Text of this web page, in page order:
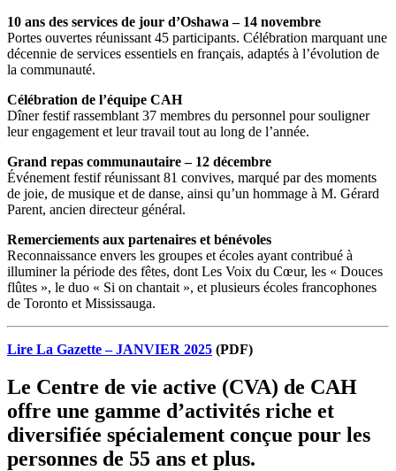
10 ans des services de jour d’Oshawa – 14 novembre
Portes ouvertes réunissant 45 participants. Célébration marquant une
décennie de services essentiels en français, adaptés à l’évolution de
la communauté.
Célébration de l’équipe CAH
Dîner festif rassemblant 37 membres du personnel pour souligner
leur engagement et leur travail tout au long de l’année.
Grand repas communautaire – 12 décembre
Événement festif réunissant 81 convives, marqué par des moments
de joie, de musique et de danse, ainsi qu’un hommage à M. Gérard
Parent, ancien directeur général.
Remerciements aux partenaires et bénévoles
Reconnaissance envers les groupes et écoles ayant contribué à
illuminer la période des fêtes, dont Les Voix du Cœur, les « Douces
flûtes », le duo « Si on chantait », et plusieurs écoles francophones
de Toronto et Mississauga.
Lire La Gazette –JANVIER 2025 (PDF)
Le Centre de vie active (CVA) de CAH
offre une gamme d’activités riche et
diversifiée spécialement conçue pour les
personnes de 55 ans et plus.